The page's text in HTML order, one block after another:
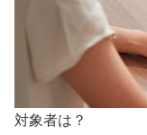
対象者は？